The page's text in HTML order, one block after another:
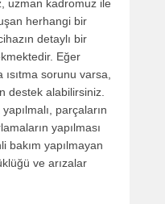
uzman kadromuz ile
herhangi bir
detaylı bir
Eğer
ısıtma sorunu varsa,
destek alabilirsiniz.
parçaların
yapılması
bakım yapılmayan
ve arızalar